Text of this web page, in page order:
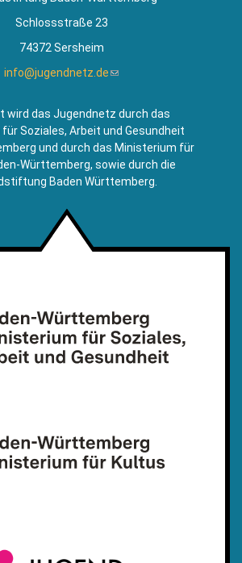
Schlossstraße 23
74372 Sersheim
info@jugendnetz.de(Link
Mail)
wird das Jugendnetz durch das
Soziales, Arbeit und Gesundheit
und durch das Ministerium für
Württemberg, sowie durch die
Baden Württemberg.